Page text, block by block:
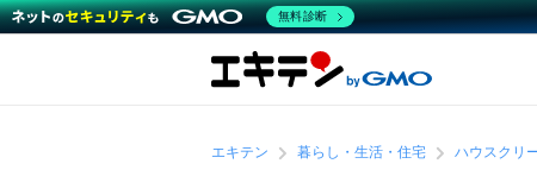
エキテン 暮らし・生活・住宅 ハウスクリ
無料診断